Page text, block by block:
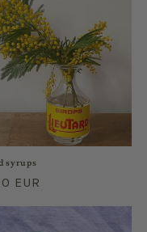
syrups
EUR